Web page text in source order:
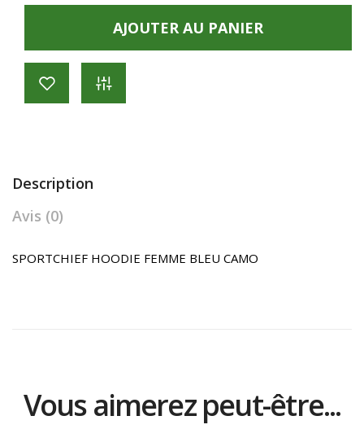
AJOUTER AU PANIER
Description
Avis (0)
SPORTCHIEF HOODIE FEMME BLEU CAMO
Vous aimerez peut-être...